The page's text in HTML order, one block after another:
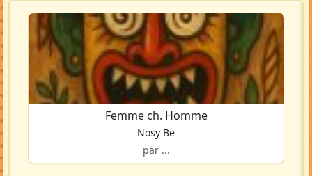
Femme ch. Homme
Nosy Be
par ...